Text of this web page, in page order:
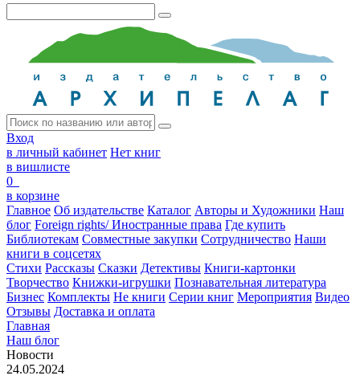
Вход
в личный кабинет Нет книг
в вишлисте
0
в корзине
Главное Об издательстве Каталог Авторы и Художники Наш
блог Foreign rights/ Иностранные права Где купить
Библиотекам Совместные закупки Сотрудничество Наши
книги в соцсетях
Стихи Рассказы Сказки Детективы Книги-картонки
Творчество Книжки-игрушки Познавательная литература
Бизнес Комплекты Не книги Серии книг Мероприятия Видео
Отзывы Доставка и оплата
Главная
Наш блог
Новости
24.05.2024